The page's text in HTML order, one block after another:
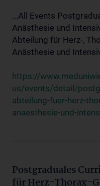
...All Events
Anästhesie und
Abteilung für Herz-,
Anästhesie und
https://
us/events/detail/
abteilung-fuer-herz-
anaesthesie-und-
Postgraduales
für Herz-Thorax-